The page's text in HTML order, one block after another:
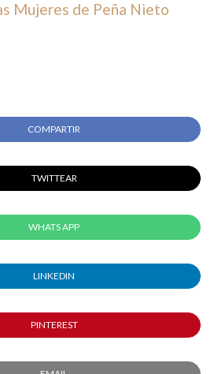
Mujeres de Peña Nieto
COMPARTIR
TWITTEAR
WHATS APP
LINKEDIN
PINTEREST